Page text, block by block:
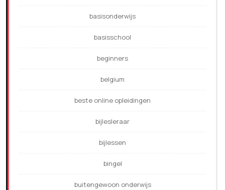
basisonderwijs
basisschool
beginners
belgium
beste online opleidingen
bijlesleraar
bijlessen
bingel
buitengewoon onderwijs